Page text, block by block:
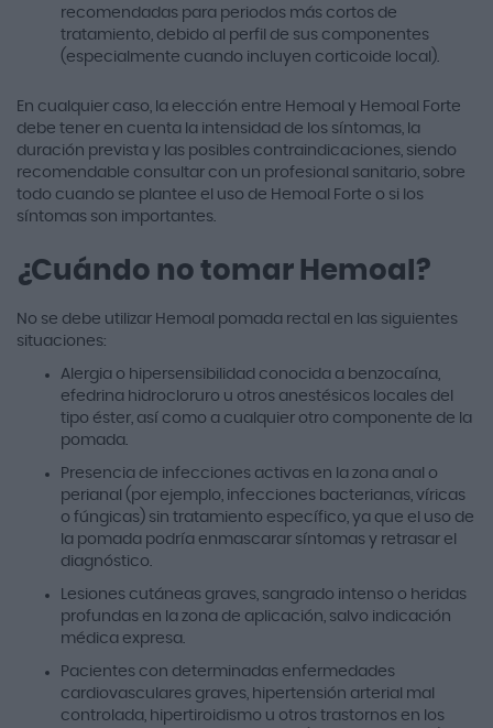
recomendadas para periodos más cortos de
tratamiento, debido al perfil de sus componentes
(especialmente cuando incluyen corticoide local).
En cualquier caso, la elección entre Hemoal y Hemoal Forte
debe tener en cuenta la intensidad de los síntomas, la
duración prevista y las posibles contraindicaciones, siendo
recomendable consultar con un profesional sanitario, sobre
todo cuando se plantee el uso de Hemoal Forte o si los
síntomas son importantes.
¿Cuándo no tomar Hemoal?
No se debe utilizar Hemoal pomada rectal en las siguientes
situaciones:
Alergia o hipersensibilidad conocida a benzocaína,
efedrina hidrocloruro u otros anestésicos locales del
tipo éster, así como a cualquier otro componente de la
pomada.
Presencia de infecciones activas en la zona anal o
perianal (por ejemplo, infecciones bacterianas, víricas
o fúngicas) sin tratamiento específico, ya que el uso de
la pomada podría enmascarar síntomas y retrasar el
diagnóstico.
Lesiones cutáneas graves, sangrado intenso o heridas
profundas en la zona de aplicación, salvo indicación
médica expresa.
Pacientes con determinadas enfermedades
cardiovasculares graves, hipertensión arterial mal
controlada, hipertiroidismo u otros trastornos en los